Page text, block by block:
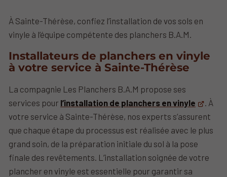
À Sainte-Thérèse, confiez l’installation de vos sols en
vinyle à l’équipe compétente des planchers B.A.M.
Installateurs de planchers en vinyle
à votre service à Sainte-Thérèse
La compagnie Les Planchers B.A.M propose ses
services pour l’installation de planchers en vinyle
. À
votre service à Sainte-Thérèse, nos experts s’assurent
que chaque étape du processus est réalisée avec le plus
grand soin, de la préparation initiale du sol à la pose
finale des revêtements. L’installation soignée de votre
plancher en vinyle est essentielle pour garantir sa